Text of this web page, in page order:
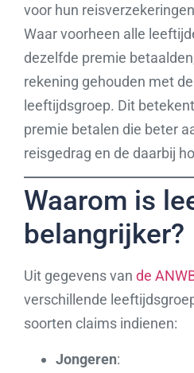
voor hun
Waar voorheen alle
dezelfde premie
rekening gehouden met
leeftijdsgroep. Dit
premie betalen die beter
reisgedrag en de daarbij
Waarom is
belangrijker?
Uit gegevens van de
verschillende
soorten claims indienen:
Jongeren: